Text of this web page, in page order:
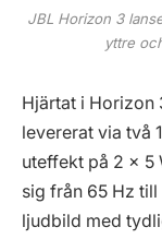
JBL Horizon 3
yttre
Hjärtat i Horizon
levererat via två
uteffekt på 2 x 5
sig från 65 Hz
ljudbild med